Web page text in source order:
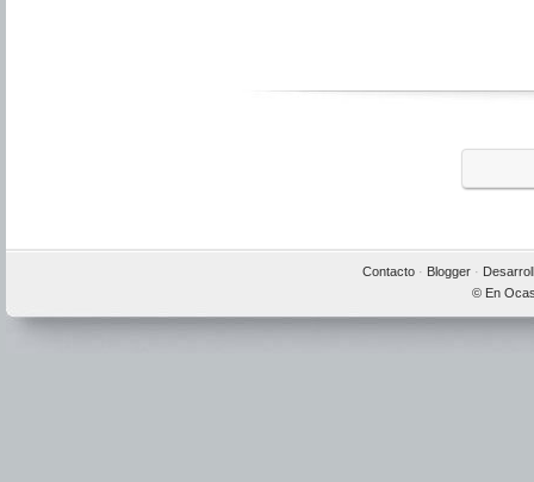
Contacto· Blogger·
© En